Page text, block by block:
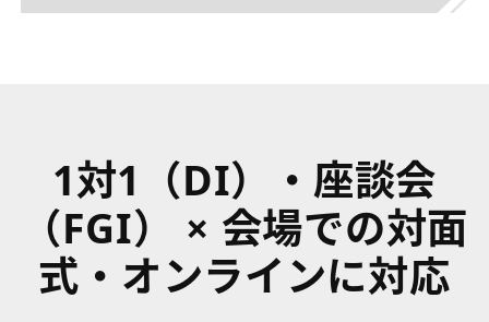
1対1（DI）・座談会
（FGI） × 会場での対面
式・オンラインに対応